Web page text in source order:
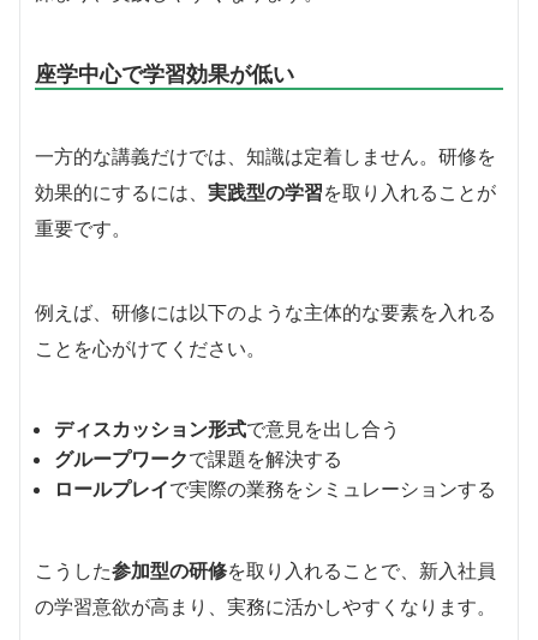
座学中心で学習効果が低い
一方的な講義だけでは、知識は定着しません。研修を
効果的にするには、 実践型の学習を取り入れることが
重要です。
例えば、研修には以下のような主体的な要素を入れる
ことを心がけてください。
ディスカッション形式で意見を出し合う
グループワークで課題を解決する
ロールプレイで実際の業務をシミュレーションする
こうした参加型の研修を取り入れることで、新入社員
の学習意欲が高まり、実務に活かしやすくなります。